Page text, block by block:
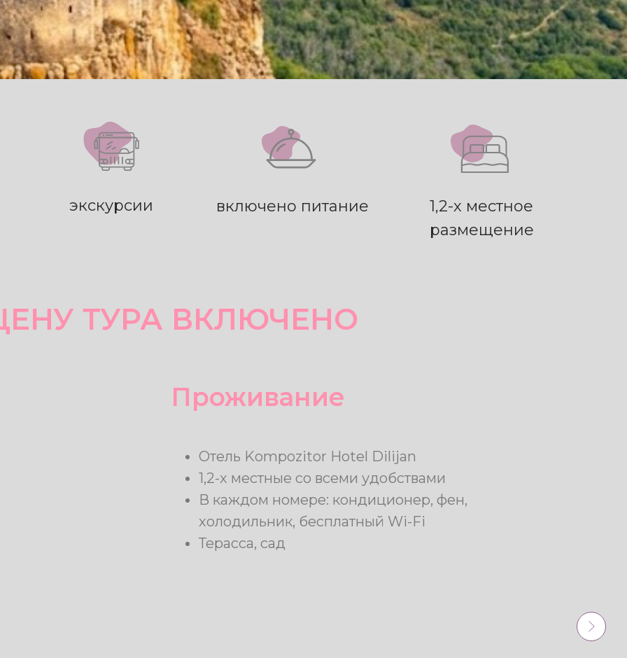
1,2-х местное
размещение
экскурсии включено питание
ТУРА ВКЛЮЧЕНО
Проживание
Отель Kompozitor Hotel Dilijan
1,2-х местные со всеми удобствами
В каждом номере: кондиционер, фен,
холодильник, бесплатный Wi-Fi
Терасса, сад